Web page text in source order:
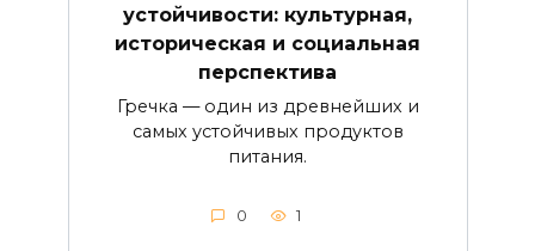
устойчивости: культурная,
историческая и социальная
перспектива
Гречка — один из древнейших и
самых устойчивых продуктов
питания.
0 1